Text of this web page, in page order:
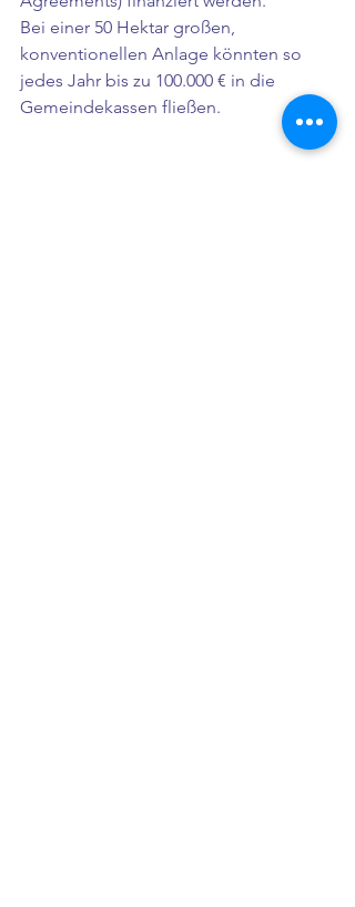
Bei einer 50 Hektar großen,
konventionellen Anlage könnten so
jedes Jahr bis zu 100.000 € in die
Gemeindekassen fließen.